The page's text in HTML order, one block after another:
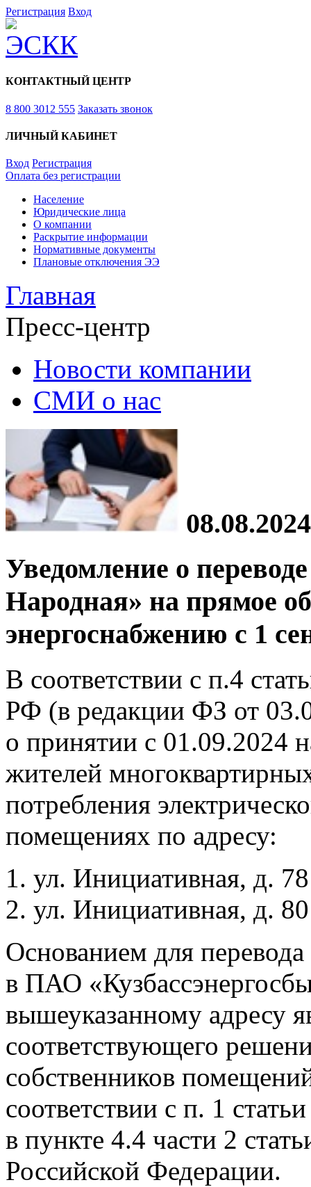
Регистрация Вход
КОНТАКТНЫЙ ЦЕНТР
8 800 3012 555 Заказать звонок
ЛИЧНЫЙ КАБИНЕТ
Вход Регистрация
Оплата без регистрации
Население
Юридические лица
О компании
Раскрытие информации
Нормативные документы
Плановые отключения ЭЭ
Главная
Пресс-центр
Новости компании
СМИ о нас
08.08.2024
Уведомление о
Народная» на прямое
энергоснабжению с 1
В соответствии с п.4
РФ (в редакции ФЗ от
о принятии с 01.09.2024
жителей
потребления
помещениях по адресу:
ул. Инициативная, д. 78
ул. Инициативная, д. 80
Основанием для
в ПАО
вышеуказанному адресу
соответствующего
собственников
соответствии с п. 1
в пункте 4.4 части 2
Российской Федерации.